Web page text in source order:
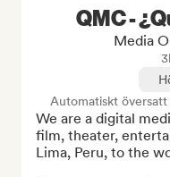
QMC -
Media
Automatiskt översatt
We are a digital
film, theater,
Lima, Peru, to the